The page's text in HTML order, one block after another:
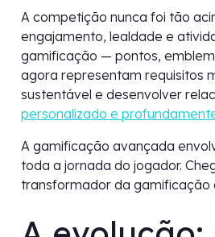
A competição nunca foi tão
engajamento, lealdade e
gamificação — pontos,
agora representam requisitos
sustentável e desenvolver
personalizado e
A gamificação avançada
toda a jornada do jogador.
transformador da gamificação